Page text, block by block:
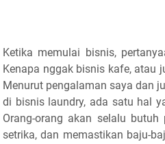
Ketika memulai bisnis,
Kenapa nggak bisnis kafe, atau
Menurut pengalaman saya dan
di bisnis laundry, ada satu hal
Orang-orang akan selalu
setrika, dan memastikan baju-